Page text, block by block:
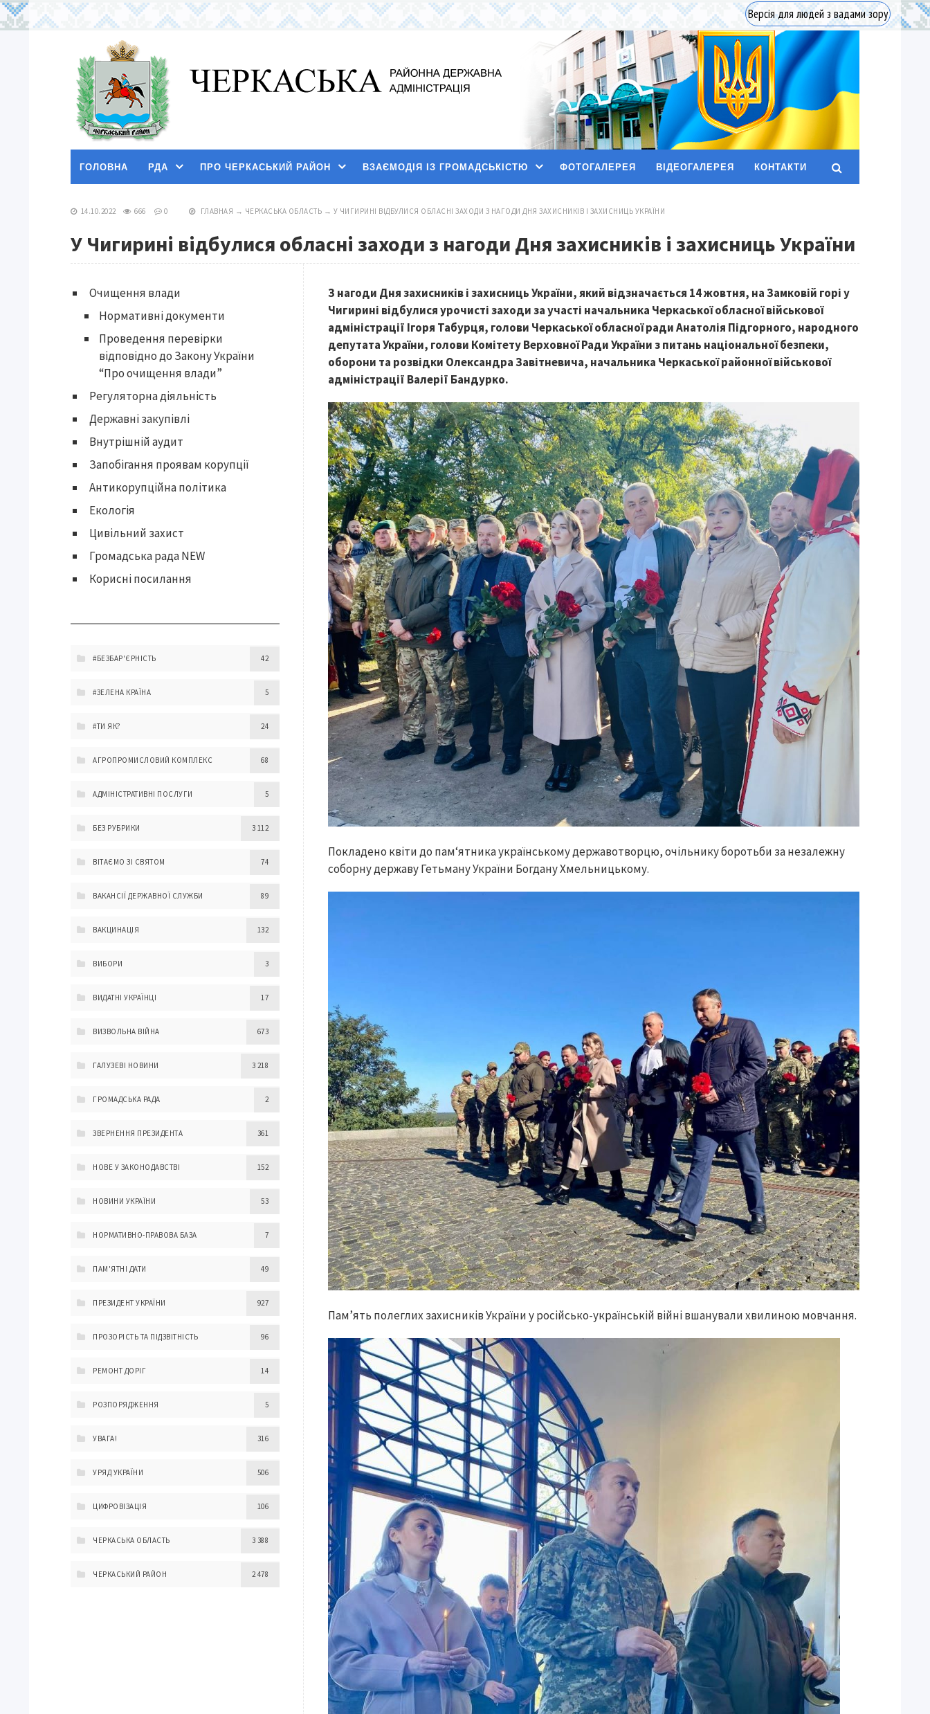
Версія для людей з вадами зору
ГОЛОВНА РДА ПРО ЧЕРКАСЬКИЙ РАЙОН ВЗАЄМОДІЯ ІЗ ГРОМАДСЬКІСТЮ ФОТОГАЛЕРЕЯ ВІДЕОГАЛЕРЕЯ КОНТАКТИ
14.10.2022 666 0 ГЛАВНАЯ → ЧЕРКАСЬКА ОБЛАСТЬ → У ЧИГИРИНІ ВІДБУЛИСЯ ОБЛАСНІ ЗАХОДИ З НАГОДИ ДНЯ ЗАХИСНИКІВ І ЗАХИСНИЦЬ УКРАЇНИ
У Чигирині відбулися обласні заходи з нагоди Дня захисників і захисниць України
З нагоди Дня захисників і захисниць України, який відзначається 14 жовтня, на Замковій горі у
Чигирині відбулися урочисті заходи за участі начальника Черкаської обласної військової
адміністрації Ігоря Табурця, голови Черкаської обласної ради Анатолія Підгорного, народного
депутата України, голови Комітету Верховної Ради України з питань національної безпеки,
оборони та розвідки Олександра Завітневича, начальника Черкаської районної військової
адміністрації Валерії Бандурко.
Покладено квіти до пам‘ятника українському державотворцю, очільнику боротьби за незалежну
соборну державу Гетьману України Богдану Хмельницькому.
Пам’ять полеглих захисників України у російсько-українській війні вшанували хвилиною мовчання.
Очищення влади
Нормативні документи
Проведення перевірки
відповідно до Закону України
“Про очищення влади”
Регуляторна діяльність
Державні закупівлі
Внутрішній аудит
Запобігання проявам корупції
Антикорупційна політика
Екологія
Цивільний захист
Громадська рада NEW
Корисні посилання
#БЕЗБАР'ЄРНІСТЬ 42
#ЗЕЛЕНА КРАЇНА 5
#ТИ ЯК? 24
АГРОПРОМИСЛОВИЙ КОМПЛЕКС 68
АДМІНІСТРАТИВНІ ПОСЛУГИ 5
БЕЗ РУБРИКИ 3 112
ВІТАЄМО ЗІ СВЯТОМ 74
ВАКАНСІЇ ДЕРЖАВНОЇ СЛУЖБИ 89
ВАКЦИНАЦІЯ 132
ВИБОРИ 3
ВИДАТНІ УКРАЇНЦІ 17
ВИЗВОЛЬНА ВІЙНА 673
ГАЛУЗЕВІ НОВИНИ 3 218
ГРОМАДСЬКА РАДА 2
ЗВЕРНЕННЯ ПРЕЗИДЕНТА 361
НОВЕ У ЗАКОНОДАВСТВІ 152
НОВИНИ УКРАЇНИ 53
НОРМАТИВНО-ПРАВОВА БАЗА 7
ПАМ'ЯТНІ ДАТИ 49
ПРЕЗИДЕНТ УКРАЇНИ 927
ПРОЗОРІСТЬ ТА ПІДЗВІТНІСТЬ 96
РЕМОНТ ДОРІГ 14
РОЗПОРЯДЖЕННЯ 5
УВАГА! 316
УРЯД УКРАЇНИ 506
ЦИФРОВІЗАЦІЯ 106
ЧЕРКАСЬКА ОБЛАСТЬ 3 388
ЧЕРКАСЬКИЙ РАЙОН 2 478